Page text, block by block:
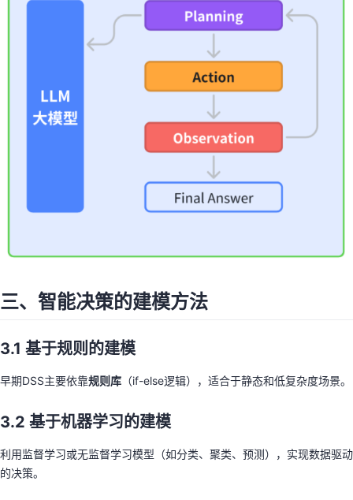
三、智能决策的建模方法
3.1 基于规则的建模
早期DSS主要依靠规则库 （if-else逻辑），适合于静态和低复杂度场景。
3.2 基于机器学习的建模
利用监督学习或无监督学习模型（如分类、聚类、预测），实现数据驱动
的决策。